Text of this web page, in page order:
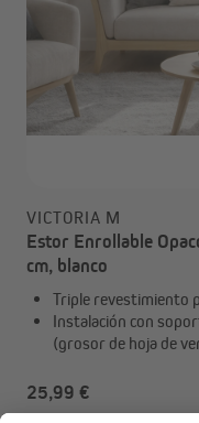
VICTORIA M
Estor Enrollable
cm, blanco
Triple revestimiento
Instalación con
(grosor de hoja de
25,99 €